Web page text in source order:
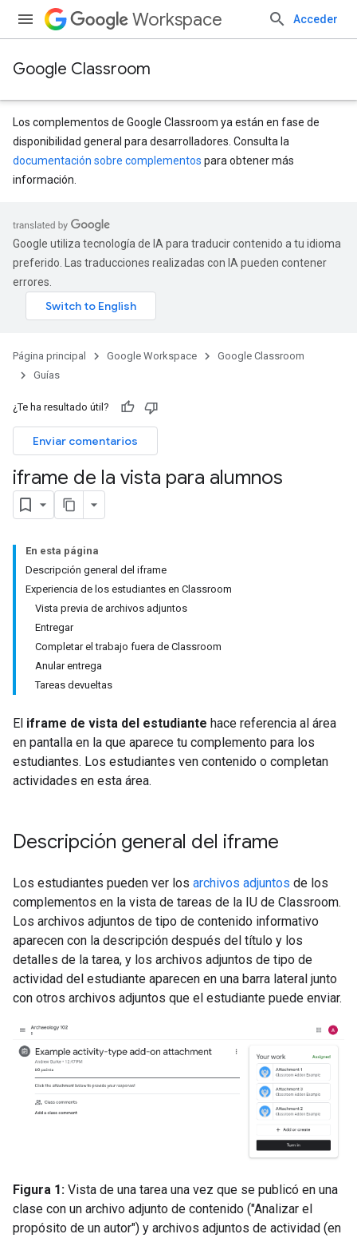
Workspace Acceder
Google Classroom
Los complementos de Google Classroom ya están en fase de
disponibilidad general para desarrolladores. Consulta la
documentación sobre complementos para obtener más
información.
Google utiliza tecnología de IA para traducir contenido a tu idioma
preferido. Las traducciones realizadas con IA pueden contener
errores.
Página principal Google Workspace
Google Classroom
Guías
¿Te ha resultado útil?
Enviar comentarios
iframe de la vista para alumnos
En esta página
Descripción general del iframe
Experiencia de los estudiantes en Classroom
Vista previa de archivos adjuntos
Entregar
Completar el trabajo fuera de Classroom
Anular entrega
Tareas devueltas
El iframe de vista del estudiante hace referencia al área
en pantalla en la que aparece tu complemento para los
estudiantes. Los estudiantes ven contenido o completan
actividades en esta área.
Descripción general del iframe
Los estudiantes pueden ver los archivos adjuntos de los
complementos en la vista de tareas de la IU de Classroom.
Los archivos adjuntos de tipo de contenido informativo
aparecen con la descripción después del título y los
detalles de la tarea, y los archivos adjuntos de tipo de
actividad del estudiante aparecen en una barra lateral junto
con otros archivos adjuntos que el estudiante puede enviar.
Figura 1: Vista de una tarea una vez que se publicó en una
clase con un archivo adjunto de contenido ("Analizar el
propósito de un autor") y archivos adjuntos de actividad (en